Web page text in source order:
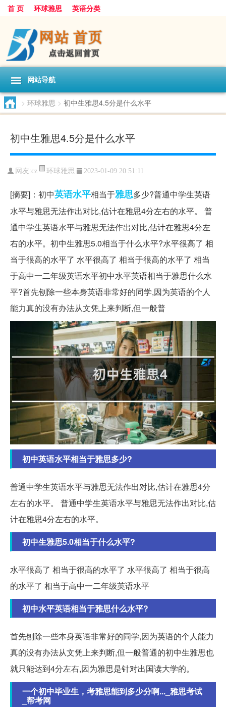
首 页 环球雅思 英语分类
网站导航
> 环球雅思 > 初中生雅思4.5分是什么水平
初中生雅思4.5分是什么水平
网友:cz 环球雅思 2023-01-09 20:51:11
[摘要]：初中英语水平相当于雅思多少?普通中学生英语
水平与雅思无法作出对比,估计在雅思4分左右的水平。 普
通中学生英语水平与雅思无法作出对比,估计在雅思4分左
右的水平。初中生雅思5.0相当于什么水平?水平很高了 相
当于很高的水平了 水平很高了 相当于很高的水平了 相当
于高中一二年级英语水平初中水平英语相当于雅思什么水
平?首先刨除一些本身英语非常好的同学,因为英语的个人
能力真的没有办法从文凭上来判断,但一般普
初中英语水平相当于雅思多少?
普通中学生英语水平与雅思无法作出对比,估计在雅思4分
左右的水平。 普通中学生英语水平与雅思无法作出对比,估
计在雅思4分左右的水平。
初中生雅思5.0相当于什么水平?
水平很高了 相当于很高的水平了 水平很高了 相当于很高
的水平了 相当于高中一二年级英语水平
初中水平英语相当于雅思什么水平?
首先刨除一些本身英语非常好的同学,因为英语的个人能力
真的没有办法从文凭上来判断,但一般普通的初中生雅思也
就只能达到4分左右,因为雅思是针对出国读大学的。
一个初中毕业生，考雅思能到多少分啊..._雅思考试
_帮考网